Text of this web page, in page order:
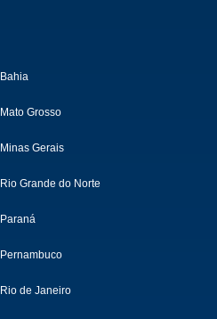
Bahia
Mato Grosso
Minas Gerais
Rio Grande do Norte
Paraná
Pernambuco
Rio de Janeiro